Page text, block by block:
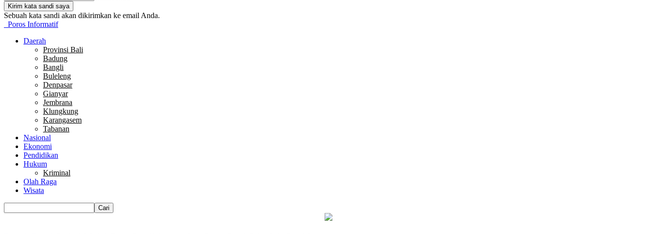
Sebuah kata sandi akan dikirimkan ke email Anda.
Poros Informatif
Daerah
Provinsi Bali
Badung
Bangli
Buleleng
Denpasar
Gianyar
Jembrana
Klungkung
Karangasem
Tabanan
Nasional
Ekonomi
Pendidikan
Hukum
Kriminal
Olah Raga
Wisata